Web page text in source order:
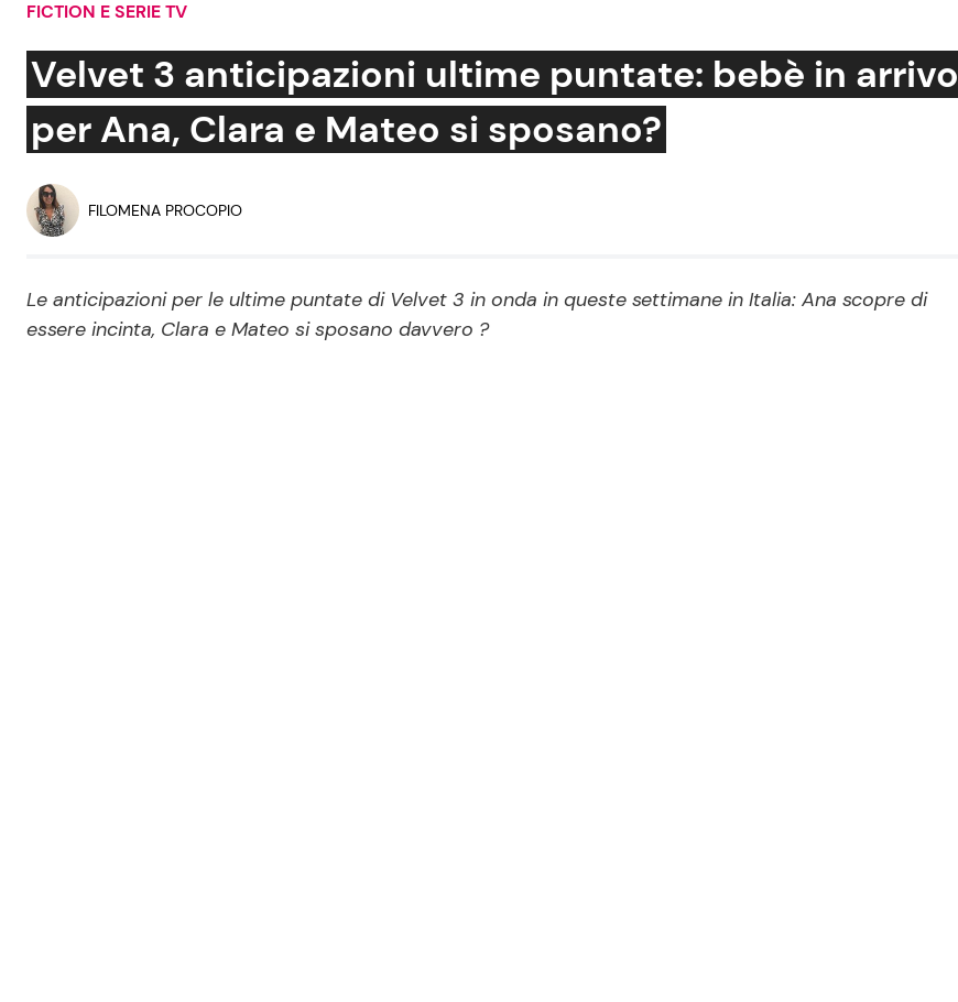
Social News
News dal mondo
Benessere
Mondo Mamma
News benessere
Le Ricette in TV
FICTION E SERIE TV
Velvet 3 anticipazioni ultime puntate: bebè in arrivo
per Ana, Clara e Mateo si sposano?
FILOMENA PROCOPIO
Le anticipazioni per le ultime puntate di Velvet 3 in onda in queste settimane in Italia: Ana scopre di
essere incinta, Clara e Mateo si sposano davvero ?